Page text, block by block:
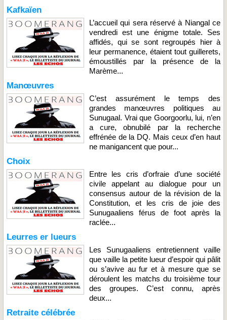
Kafkaïen
L’accueil qui sera réservé à Niangal ce
vendredi est une énigme totale. Ses
affidés, qui se sont regroupés hier à
leur permanence, étaient tout guillerets,
émoustillés par la présence de la
Marème...
Manœuvres
C’est assurément le temps des
grandes manœuvres politiques au
Sunugaal. Vrai que Goorgoorlu, lui, n’en
a cure, obnubilé par la recherche
effrénée de la DQ. Mais ceux d’en haut
ne manigancent que pour...
Choix
Entre les cris d’orfraie d’une société
civile appelant au dialogue pour un
consensus autour de la révision de la
Constitution, et les cris de joie des
Sunugaaliens férus de foot après la
raclée...
Leurres er lueurs
Les Sunugaaliens entretiennent vaille
que vaille la petite lueur d’espoir qui pâlit
ou s’avive au fur et à mesure que se
déroulent les matchs du troisième tour
des groupes. C’est connu, après
deux...
Retraite célébrée